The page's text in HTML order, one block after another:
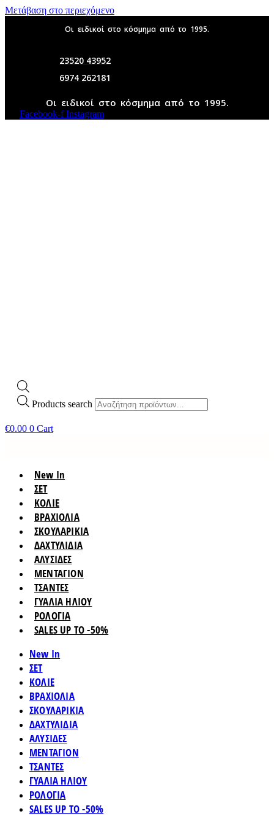
Μετάβαση στο περιεχόμενο
Οι ειδικοί στο κόσμημα από το 1995.
23520 43952
6974 262181
Οι ειδικοί στο κόσμημα από το 1995.
Facebook-f Instagram
Products search
€0.00 0 Cart
New In
ΣΕΤ
ΚΟΛΙΕ
ΒΡΑΧΙΟΛΙΑ
ΣΚΟΥΛΑΡΙΚΙΑ
ΔΑΧΤΥΛΙΔΙΑ
ΑΛΥΣΙΔΕΣ
ΜΕΝΤΑΓΙΟΝ
ΤΣΑΝΤΕΣ
ΓΥΑΛΙΑ ΗΛΙΟΥ
ΡΟΛΟΓΙΑ
SALES UP TO -50%
New In
ΣΕΤ
ΚΟΛΙΕ
ΒΡΑΧΙΟΛΙΑ
ΣΚΟΥΛΑΡΙΚΙΑ
ΔΑΧΤΥΛΙΔΙΑ
ΑΛΥΣΙΔΕΣ
ΜΕΝΤΑΓΙΟΝ
ΤΣΑΝΤΕΣ
ΓΥΑΛΙΑ ΗΛΙΟΥ
ΡΟΛΟΓΙΑ
SALES UP TO -50%